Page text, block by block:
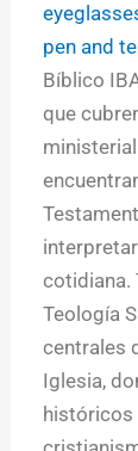
Bíblico
que
cotidiana.
Teología
centrales
Iglesia,
históricos